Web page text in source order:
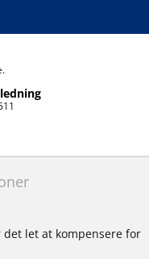
let at kompensere for